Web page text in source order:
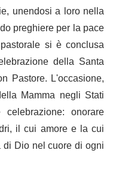
unendosi a loro nella
preghiere per la pace
si è conclusa
della Santa
Pastore. L'occasione,
Mamma negli Stati
onorare
il cui amore e la cui
Dio nel cuore di ogni